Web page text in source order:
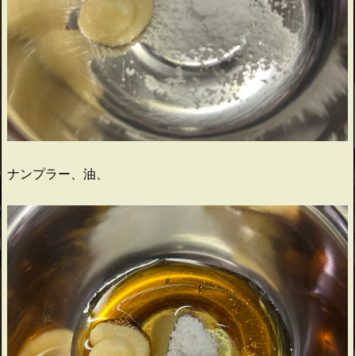
ナンプラー、油、